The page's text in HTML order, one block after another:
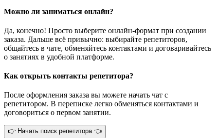
Можно ли заниматься онлайн?
Да, конечно! Просто выберите онлайн-формат при создании
заказа. Дальше всё привычно: выбирайте репетиторов,
общайтесь в чате, обменяйтесь контактами и договаривайтесь
о занятиях в удобной платформе.
Как открыть контакты репетитора?
После оформления заказа вы можете начать чат с
репетитором. В переписке легко обменяться контактами и
договориться о первом занятии.
👉 Начать поиск репетитора 👈